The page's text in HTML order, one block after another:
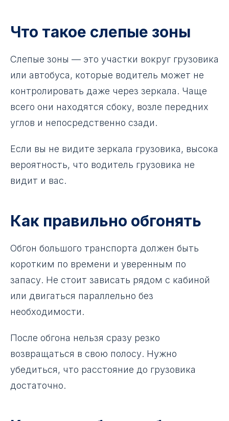
Что такое слепые зоны
Слепые зоны — это участки вокруг грузовика
или автобуса, которые водитель может не
контролировать даже через зеркала. Чаще
всего они находятся сбоку, возле передних
углов и непосредственно сзади.
Если вы не видите зеркала грузовика, высока
вероятность, что водитель грузовика не
видит и вас.
Как правильно обгонять
Обгон большого транспорта должен быть
коротким по времени и уверенным по
запасу. Не стоит зависать рядом с кабиной
или двигаться параллельно без
необходимости.
После обгона нельзя сразу резко
возвращаться в свою полосу. Нужно
убедиться, что расстояние до грузовика
достаточно.